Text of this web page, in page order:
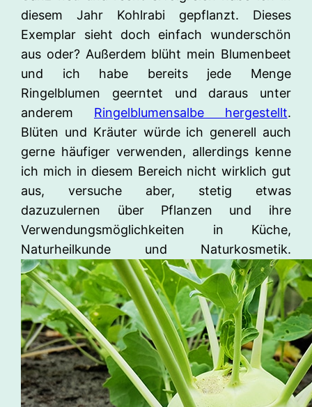
diesem Jahr Kohlrabi gepflanzt. Dieses
Exemplar sieht doch einfach wunderschön
aus oder? Außerdem blüht mein Blumenbeet
und ich habe bereits jede Menge
Ringelblumen geerntet und daraus unter
anderem Ringelblumensalbe hergestellt.
Blüten und Kräuter würde ich generell auch
gerne häufiger verwenden, allerdings kenne
ich mich in diesem Bereich nicht wirklich gut
aus, versuche aber, stetig etwas
dazuzulernen über Pflanzen und ihre
Verwendungsmöglichkeiten in Küche,
Naturheilkunde und Naturkosmetik.